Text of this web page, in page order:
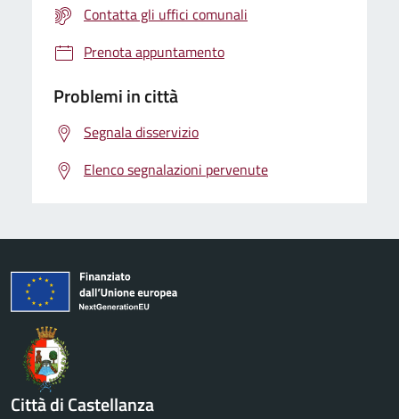
Contatta gli uffici comunali
Prenota appuntamento
Problemi in città
Segnala disservizio
Elenco segnalazioni pervenute
Città di Castellanza